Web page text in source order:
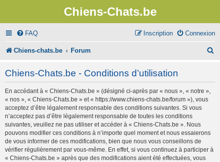
Chiens-Chats.be
FAQ Connexion
Inscription
Chiens-chats.be Forum
Chiens-Chats.be - Conditions d’utilisation
En accédant à « Chiens-Chats.be » (désigné ci-après par « nous », « notre »,
« nos », « Chiens-Chats.be » et « https://www.chiens-chats.be/forum »), vous
acceptez d’être légalement responsable des conditions suivantes. Si vous
n’acceptez pas d’être légalement responsable de toutes les conditions
suivantes, veuillez ne pas utiliser et accéder à « Chiens-Chats.be ». Nous
pouvons modifier ces conditions à n’importe quel moment et nous essaierons
de vous informer de ces modifications, bien que nous vous conseillons de
vérifier régulièrement par vous-même. En effet, si vous continuez à participer à
« Chiens-Chats.be » après que des modifications aient été effectuées, vous